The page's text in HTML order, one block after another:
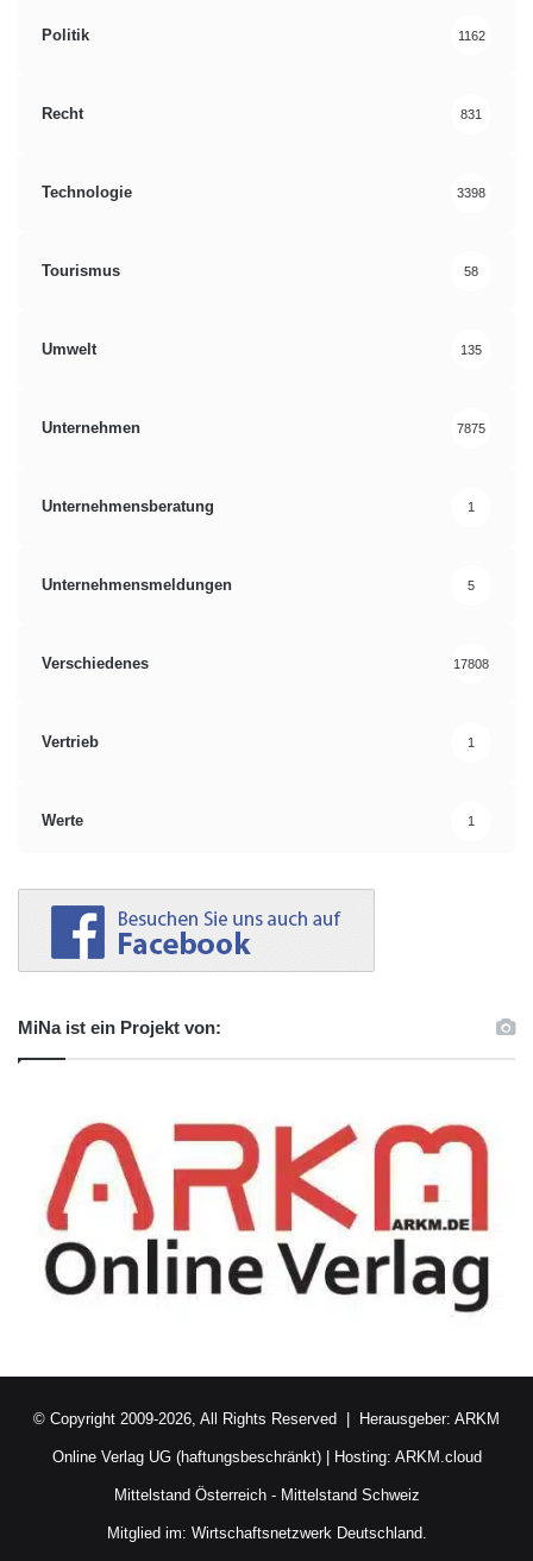
Politik 1162
Recht 831
Technologie 3398
Tourismus 58
Umwelt 135
Unternehmen 7875
Unternehmensberatung 1
Unternehmensmeldungen 5
Verschiedenes 17808
Vertrieb 1
Werte 1
MiNa ist ein Projekt von:
© Copyright 2009-2026, All Rights Reserved | Herausgeber: ARKM
Online Verlag UG (haftungsbeschränkt)| Hosting: ARKM.cloud
Mittelstand Österreich- Mittelstand Schweiz
Mitglied im: Wirtschaftsnetzwerk Deutschland.